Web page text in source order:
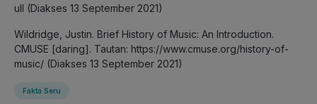
ull (Diakses 13 September 2021)
Wildridge, Justin. Brief History of Music: An Introduction.
CMUSE [daring]. Tautan: https://www.cmuse.org/history-of-
music/ (Diakses 13 September 2021)
Fakta Seru